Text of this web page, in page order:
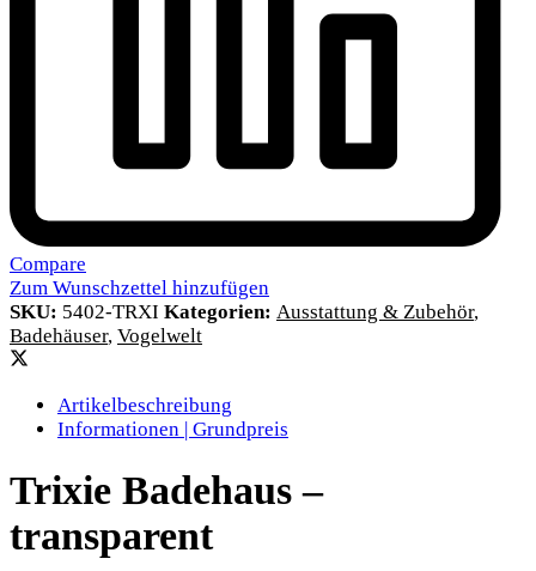
Compare
Zum Wunschzettel hinzufügen
SKU: 5402-TRXI Kategorien: Ausstattung & Zubehör,
Badehäuser, Vogelwelt
Artikelbeschreibung
Informationen | Grundpreis
Trixie Badehaus –
transparent